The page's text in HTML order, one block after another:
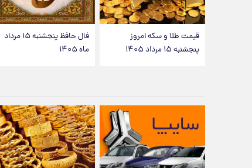
قیمت طلا و سکه امروز
پنجشنبه ۱۵ مرداد ۱۴۰۵
فال حافظ پنجشنبه ۱۵ مرداد
ماه ۱۴۰۵